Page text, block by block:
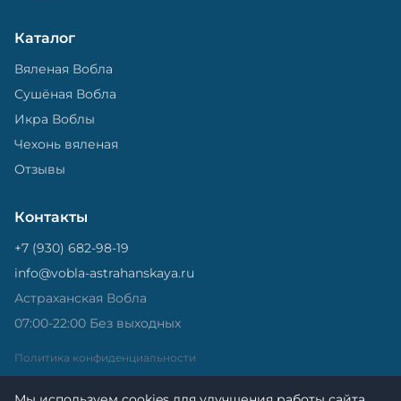
Каталог
Вяленая Вобла
Сушёная Вобла
Икра Воблы
Чехонь вяленая
Отзывы
Контакты
+7 (930) 682-98-19
info@vobla-astrahanskaya.ru
Астраханская Вобла
07:00-22:00 Без выходных
Политика конфиденциальности